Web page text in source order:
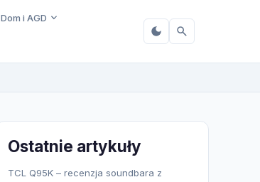
Dom i AGD
Ostatnie artykuły
TCL Q95K – recenzja soundbara z